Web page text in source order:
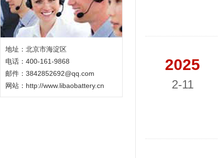
地址：北京市海淀区
电话：400-161-9868
邮件：3842852692@qq.com
网站： http://www.libaobattery.cn
2025
2-11